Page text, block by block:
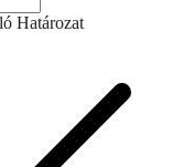
Határozat